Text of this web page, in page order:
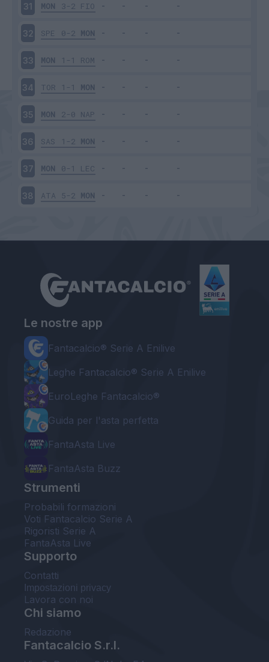
31 MON 3-2 FIO
32 SPE 0-2 MON
33 MON 1-1 ROM
34 TOR 1-1 MON
35 MON 2-0 NAP
36 SAS 1-2 MON
37 MON 0-1 LEC
38 ATA 5-2 MON
Le nostre app
Fantacalcio® Serie A Enilive
Leghe Fantacalcio® Serie A Enilive
EuroLeghe Fantacalcio®
Guida per l'asta perfetta
FantaAsta Live
FantaAsta Buzz
Strumenti
Probabili formazioni
Voti Fantacalcio Serie A
Rigoristi Serie A
FantaAsta Live
Supporto
Contatti
Impostazioni privacy
Lavora con noi
Chi siamo
Redazione
Fantacalcio S.r.l.